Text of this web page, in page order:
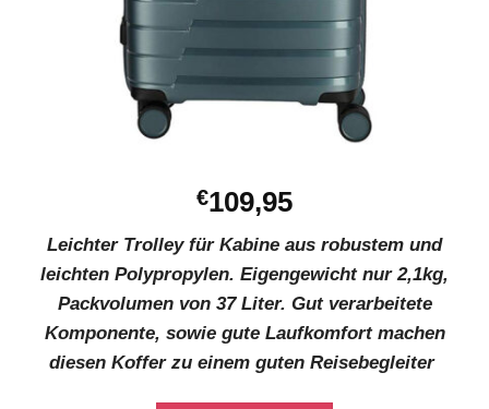
€109,95
Leichter Trolley für Kabine aus robustem und
leichten Polypropylen. Eigengewicht nur 2,1kg,
Packvolumen von 37 Liter. Gut verarbeitete
Komponente, sowie gute Laufkomfort machen
diesen Koffer zu einem guten Reisebegleiter